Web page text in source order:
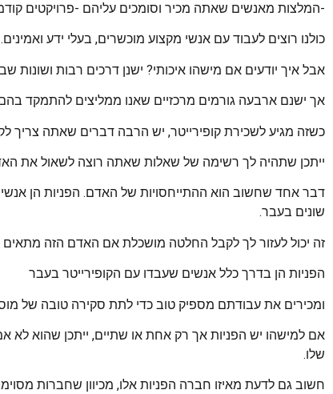
-המלצות מאנשים שאתה מכיר וסומכים עליהם -פרויקטים
כולנו רוצים לעבוד עם אנשי מקצוע מוכשרים, בעלי ידע ואמינים.
אבל איך יודעים אם מישהו איכותי? ישנן דרכים רבות ושונות
אך ישנם ארבעה גורמים מרכזיים שאנו ממליצים להתמקד
כשזה מגיע לשכירת קופירייטר, יש הרבה דברים שאתה צריך
ייתכן שתהיה לך רשימה של שאלות שאתה רוצה לשאול את
דבר אחד שחשוב הוא ההתייחסויות של האדם. הפניות הן
שונים בעבר.
זה יכול לעזור לך לקבל החלטה מושכלת אם האדם הזה
הפניות הן בדרך כלל אנשים שעבדו עם הקופירייטר בעבר
ומכירים את עבודתם מספיק טוב כדי לתת סקירה טובה של
אם למישהו יש הפניות אך רק אחת או שתיים, ייתכן שהוא לא
שלו.
חשוב גם לדעת מאיזו חברה הפניות אלו, מכיוון שחברות